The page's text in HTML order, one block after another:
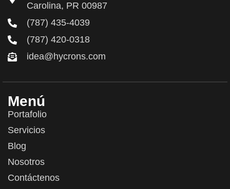
Carolina, PR 00987
(787) 435-4039
(787) 420-0318
idea@hycrons.com
Menú
Portafolio
Servicios
Blog
Nosotros
Contáctenos